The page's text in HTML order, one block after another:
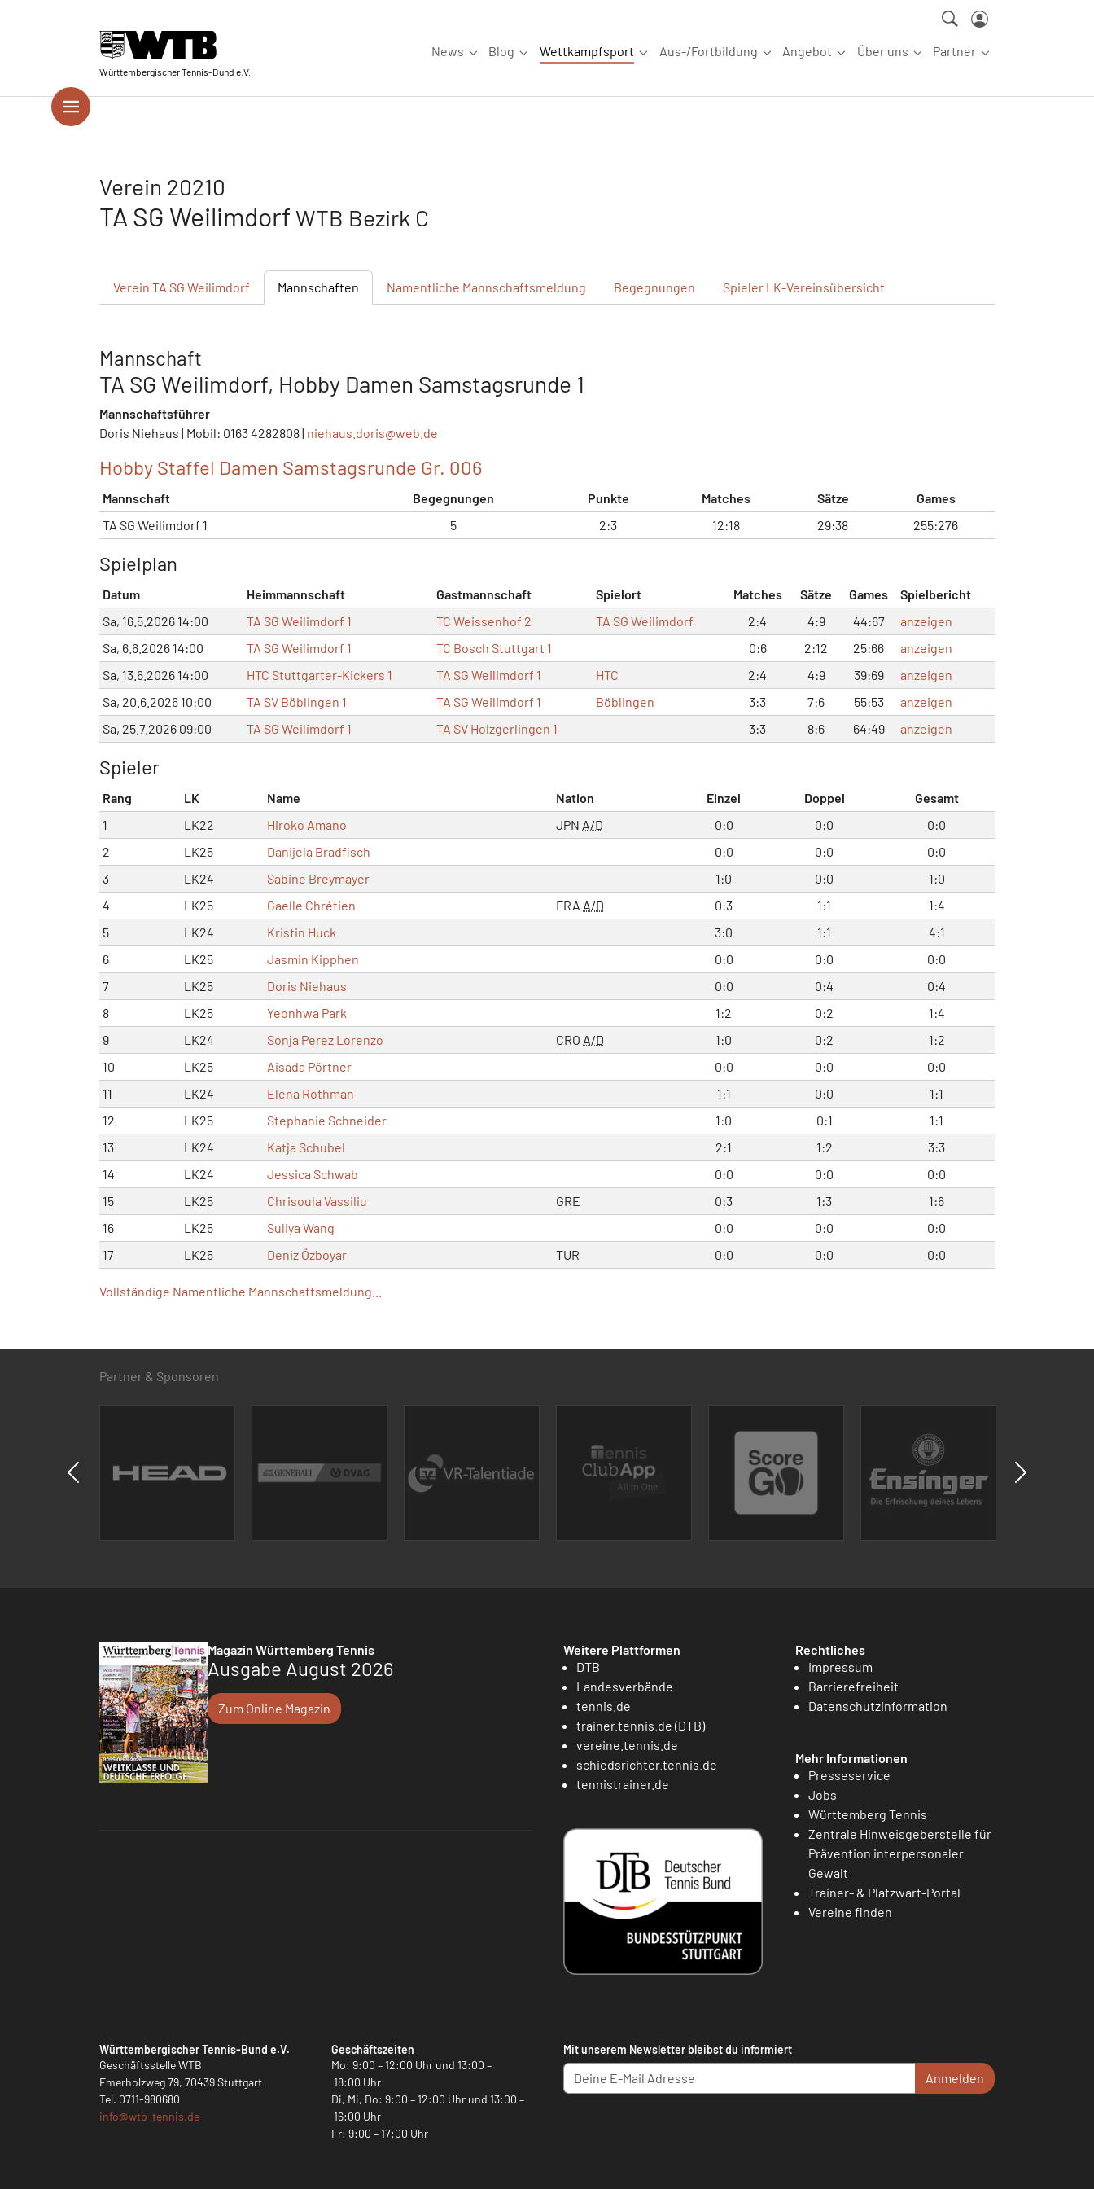
Württembergischer Tennis-Bund e.V.
News
Submenu for "News"
Blog
Submenu for "Blog"
Wettkampfsport
Submenu for "Wettkampfsport"
Aus-/Fortbildung
Submenu for "Aus-/Fortbildung"
Angebot
Submenu for "Angebot"
Über uns
Submenu for "Über uns"
Partner
Submenu for
Verein 20210
TA SG Weilimdorf WTB Bezirk C
Verein TA SG Weilimdorf Mannschaften Namentliche Mannschaftsmeldung Begegnungen Spieler LK-Vereinsübersicht
Mannschaft
TA SG Weilimdorf, Hobby Damen Samstagsrunde 1
Mannschaftsführer
Doris Niehaus | Mobil: 0163 4282808 | niehaus.doris@web.de
Hobby Staffel Damen Samstagsrunde Gr. 006
Mannschaft Begegnungen Punkte Matches Sätze
Games
TA SG Weilimdorf 1
5 2:3 12:18 29:38 255:276
Spielplan
Datum Heimmannschaft Gastmannschaft Spielort Matches Sätze Games
Spielbericht
Sa, 16.5.2026 14:00
TA SG Weilimdorf 1 TC Weissenhof 2 TA SG Weilimdorf 2:4 4:9 44:67
anzeigen
Sa, 6.6.2026 14:00
TA SG Weilimdorf 1 TC Bosch Stuttgart 1 0:6 2:12 25:66
anzeigen
Sa, 13.6.2026 14:00
HTC Stuttgarter-Kickers 1 TA SG Weilimdorf 1 HTC 2:4 4:9 39:69
anzeigen
Sa, 20.6.2026 10:00
TA SV Böblingen 1 TA SG Weilimdorf 1 Böblingen 3:3 7:6 55:53
anzeigen
Sa, 25.7.2026 09:00
TA SG Weilimdorf 1 TA SV Holzgerlingen 1 3:3 8:6 64:49 anzeigen
Spieler
Rang LK Name Nation Einzel Doppel
Gesamt
1
LK22 Hiroko Amano JPN A/D 0:0 0:0
0:0
2
LK25 Danijela Bradfisch 0:0 0:0
0:0
3
LK24 Sabine Breymayer 1:0 0:0
1:0
4
LK25 Gaelle Chrétien FRA A/D 0:3 1:1
1:4
5
LK24 Kristin Huck 3:0 1:1
4:1
6
LK25 Jasmin Kipphen 0:0 0:0
0:0
7
LK25 Doris Niehaus 0:0 0:4
0:4
8
LK25 Yeonhwa Park 1:2 0:2
1:4
9
LK24 Sonja Perez Lorenzo CRO A/D 1:0 0:2
1:2
10
LK25 Aisada Pörtner 0:0 0:0
0:0
11
LK24 Elena Rothman 1:1 0:0
1:1
12
LK25 Stephanie Schneider 1:0 0:1
1:1
13
LK24 Katja Schubel 2:1 1:2
3:3
14
LK24 Jessica Schwab 0:0 0:0
0:0
15
LK25 Chrisoula Vassiliu GRE 0:3 1:3
1:6
16
LK25 Suliya Wang 0:0 0:0
0:0
17
LK25 Deniz Özboyar TUR 0:0 0:0 0:0
Vollständige Namentliche Mannschaftsmeldung...
Partner & Sponsoren
Magazin Württemberg Tennis
Ausgabe August 2026
Zum Online Magazin
Weitere Plattformen
DTB
Landesverbände
tennis.de
trainer.tennis.de (DTB)
vereine.tennis.de
schiedsrichter.tennis.de
tennistrainer.de
Rechtliches
Impressum
Barrierefreiheit
Datenschutzinformation
Mehr Informationen
Presseservice
Jobs
Württemberg Tennis
Zentrale Hinweisgeberstelle für
Prävention interpersonaler
Gewalt
Trainer- & Platzwart-Portal
Vereine finden
Württembergischer Tennis-Bund e.V.
Geschäftsstelle WTB
Emerholzweg 79, 70439 Stuttgart
Tel. 0711-980680
info@wtb-tennis.de
Geschäftszeiten
Mo: 9:00 – 12:00 Uhr und 13:00 –
18:00 Uhr
Di, Mi, Do: 9:00 – 12:00 Uhr und 13:00 –
16:00 Uhr
Fr: 9:00 – 17:00 Uhr
Mit unserem Newsletter bleibst du informiert
Anmelden